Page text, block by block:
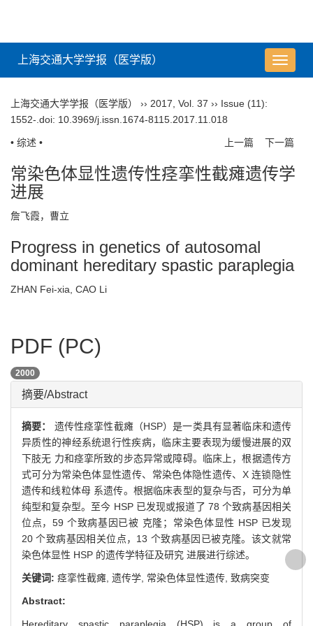
导
航
上海交通大学学报（医学版）
上海交通大学学报（医学版） ›› 2017 Vol. 37 ›› Issue (11):
1552-. doi: 10.3969/j.issn.1674-8115.2017.11.018
• 综述 • 上一篇 下一篇
常染色体显性遗传性痉挛性截瘫遗传学
进展
詹飞霞，曹立
Progress in genetics of autosomal
dominant hereditary spastic paraplegia
ZHAN Fei-xia, CAO Li
PDF (PC)
2000
摘要/Abstract
摘要： 遗传性痉挛性截瘫（HSP）是一类具有显著临床和遗传
异质性的神经系统退行性疾病，临床主要表现为缓慢进展的双
下肢无 力和痉挛所致的步态异常或障碍。临床上，根据遗传方
式可分为常染色体显性遗传、常染色体隐性遗传、X 连锁隐性
遗传和线粒体母 系遗传。根据临床表型的复杂与否，可分为单
纯型和复杂型。至今 HSP 已发现或报道了 78 个致病基因相关
位点，59 个致病基因已被 克隆；常染色体显性 HSP 已发现
20 个致病基因相关位点，13 个致病基因已被克隆。该文就常
染色体显性 HSP 的遗传学特征及研究 进展进行综述。
关键词: 痉挛性截瘫, 遗传学, 常染色体显性遗传, 致病突变
Abstract: